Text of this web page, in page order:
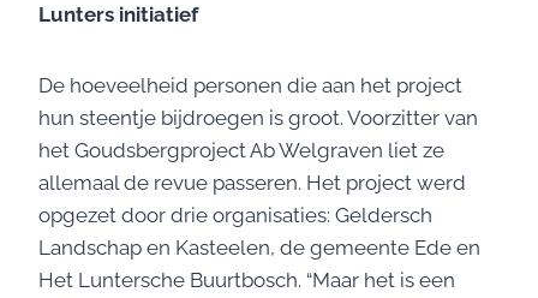
Lunters initiatief
De hoeveelheid personen die aan het project
hun steentje bijdroegen is groot. Voorzitter van
het Goudsbergproject Ab Welgraven liet ze
allemaal de revue passeren. Het project werd
opgezet door drie organisaties: Geldersch
Landschap en Kasteelen, de gemeente Ede en
Het Luntersche Buurtbosch. “Maar het is een